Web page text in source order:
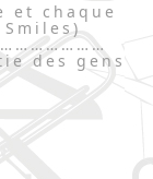
et chaque
des gens